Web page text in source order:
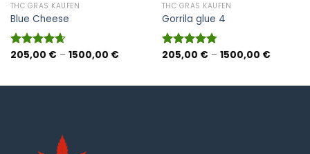
THC GRAS KAUFEN
Blue Cheese
Bewertet
205,00 € – 1500,00 €Preisspanne:
THC GRAS KAUFEN
Gorrila glue 4
Bewertet
205,00 € – 1500,00 €